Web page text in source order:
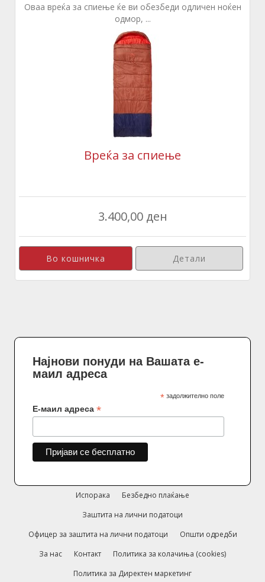
Оваа вреќа за спиење ќе ви обезбеди одличен ноќен
одмор, ...
Вреќа за спиење
3.400,00 ден
Детали
Најнови понуди на Вашата е-
маил адреса
* задолжително поле
Е-маил адреса *
Испорака
Безбедно плаќање
Заштита на лични податоци
Офицер за заштита на лични податоци
Општи одредби
За нас
Контакт
Политика за колачиња (cookies)
Политика за Директен маркетинг